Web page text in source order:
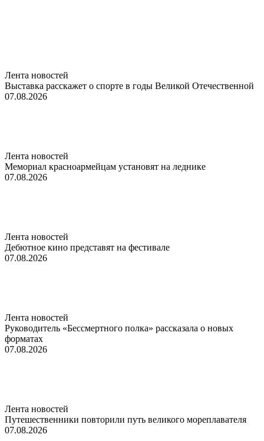
Лента новостей
Выставка расскажет о спорте в годы Великой Отечественной
07.08.2026
Лента новостей
Мемориал красноармейцам установят на леднике
07.08.2026
Лента новостей
Дебютное кино представят на фестивале
07.08.2026
Лента новостей
Руководитель «Бессмертного полка» рассказала о новых
форматах
07.08.2026
Лента новостей
Путешественники повторили путь великого мореплавателя
07.08.2026